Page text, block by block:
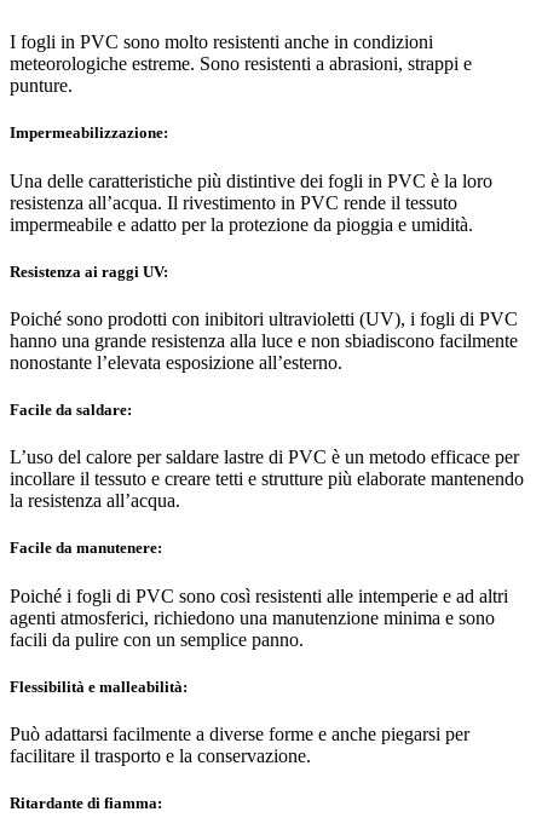
I fogli in PVC sono molto resistenti anche in condizioni
meteorologiche estreme. Sono resistenti a abrasioni, strappi e
punture.
Impermeabilizzazione:
Una delle caratteristiche più distintive dei fogli in PVC è la loro
resistenza all’acqua. Il rivestimento in PVC rende il tessuto
impermeabile e adatto per la protezione da pioggia e umidità.
Resistenza ai raggi UV:
Poiché sono prodotti con inibitori ultravioletti (UV), i fogli di PVC
hanno una grande resistenza alla luce e non sbiadiscono facilmente
nonostante l’elevata esposizione all’esterno.
Facile da saldare:
L’uso del calore per saldare lastre di PVC è un metodo efficace per
incollare il tessuto e creare tetti e strutture più elaborate mantenendo
la resistenza all’acqua.
Facile da manutenere:
Poiché i fogli di PVC sono così resistenti alle intemperie e ad altri
agenti atmosferici, richiedono una manutenzione minima e sono
facili da pulire con un semplice panno.
Flessibilità e malleabilità:
Può adattarsi facilmente a diverse forme e anche piegarsi per
facilitare il trasporto e la conservazione.
Ritardante di fiamma: